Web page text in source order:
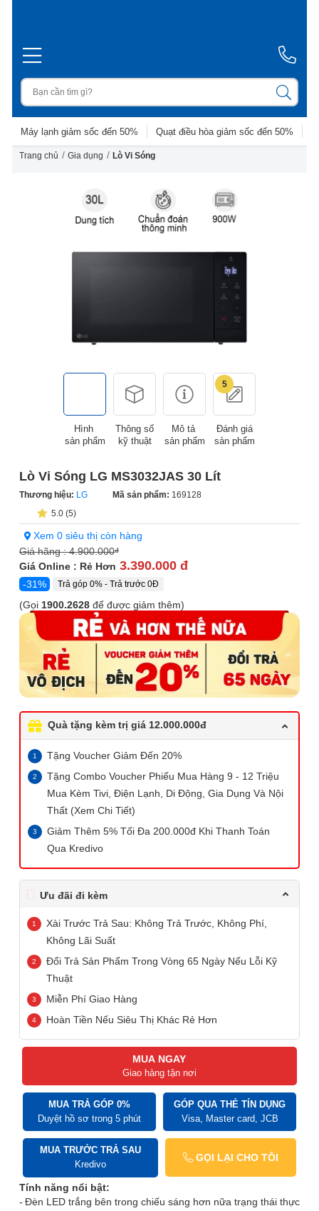
Máy lạnh giảm sốc đến 50% Quạt điều hòa giảm sốc đến 50%
Trang chủ / Gia dụng / Lò Vi Sóng
Hình
sản phẩm
Thông số
kỹ thuật
Mô tả
sản phẩm
5
Đánh giá
sản phẩm
Lò Vi Sóng LG MS3032JAS 30 Lít
Thương hiệu: LG Mã sản phẩm: 169128
5.0 (5)
Xem 0 siêu thị còn hàng
Giá hãng :4.900.000đ
Giá Online : Rẻ Hơn 3.390.000 đ
-31% Trả góp 0% - Trả trước 0Đ
(Gọi 1900.2628 để được giảm thêm)
Quà tặng kèm trị giá 12.000.000đ
Tặng Voucher Giảm Đến 20%
Tặng Combo Voucher Phiếu Mua Hàng 9 - 12 Triệu
Mua Kèm Tivi, Điện Lạnh, Di Động, Gia Dụng Và Nội
Thất (Xem Chi Tiết)
Giảm Thêm 5% Tối Đa 200.000đ Khi Thanh Toán
Qua Kredivo
Ưu đãi đi kèm
Xài Trước Trả Sau: Không Trả Trước, Không Phí,
Không Lãi Suất
Đổi Trả Sản Phẩm Trong Vòng 65 Ngày Nếu Lỗi Kỹ
Thuật
Miễn Phí Giao Hàng
Hoàn Tiền Nếu Siêu Thị Khác Rẻ Hơn
MUA NGAY
Giao hàng tận nơi
MUA TRẢ GÓP 0%
Duyệt hồ sơ trong 5 phút
GÓP QUA THẺ TÍN DỤNG
Visa, Master card, JCB
MUA TRƯỚC TRẢ SAU
Kredivo
GỌI LẠI CHO TÔI
Tính năng nổi bật:
Đèn LED trắng bên trong chiếu sáng hơn nữa trạng thái thực